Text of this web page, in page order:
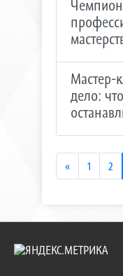
Мастер-
дело:
« 1 2